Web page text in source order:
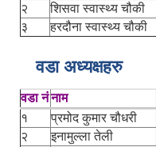
२
शिसवा स्वास्थ्य चौकी
३
हरदौना स्वास्थ्य चौकी
वडा अध्यक्षहरु
वडा नंनाम
१
प्रमोद कुमार चौधरी
२
इनामुल्ला तेली